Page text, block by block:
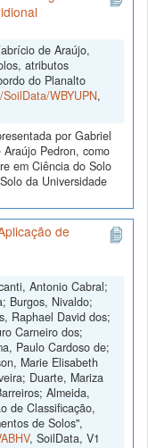
de Araújo,
atributos
do Planalto
WBYUPN,
por Gabriel
Pedron, como
em Ciência do Solo
da Universidade
de
Antonio Cabral;
Burgos, Nivaldo;
Raphael David dos;
Carneiro dos;
Paulo Cardoso de;
Marie Elisabeth
Duarte, Mariza
Almeida,
de Classificação,
de Solos",
, SoilData, V1